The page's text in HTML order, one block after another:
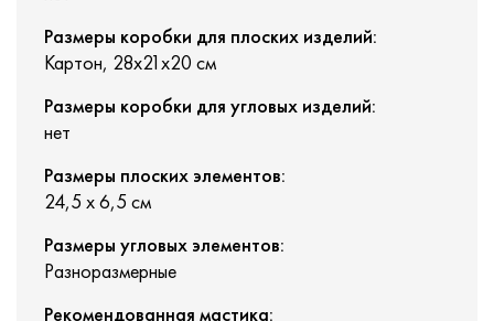
Размеры коробки для плоских изделий:
Картон, 28х21х20 см
Размеры коробки для угловых изделий:
нет
Размеры плоских элементов:
24,5 х 6,5 см
Размеры угловых элементов:
Разноразмерные
Рекомендованная мастика: